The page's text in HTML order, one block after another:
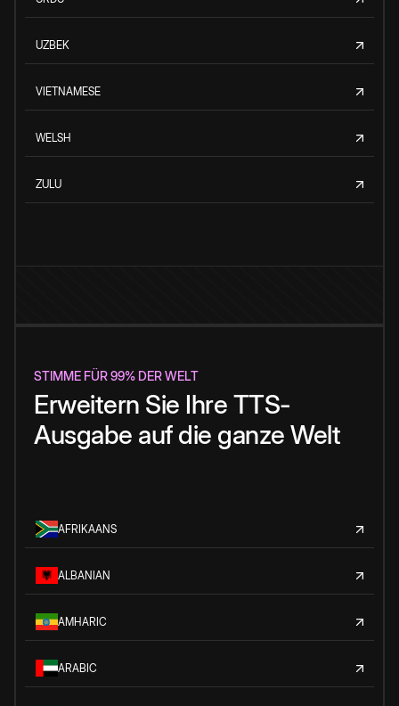
UZBEK
VIETNAMESE
WELSH
ZULU
STIMME FÜR 99% DER WELT
Erweitern Sie Ihre TTS-
Ausgabe auf die ganze Welt
AFRIKAANS
ALBANIAN
AMHARIC
ARABIC